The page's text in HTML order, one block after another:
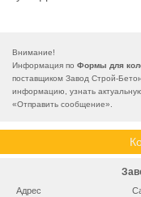
Внимание!
Информация по Формы для
поставщиком Завод Строй-
информацию, узнать
«Отправить сообщение».
Адрес